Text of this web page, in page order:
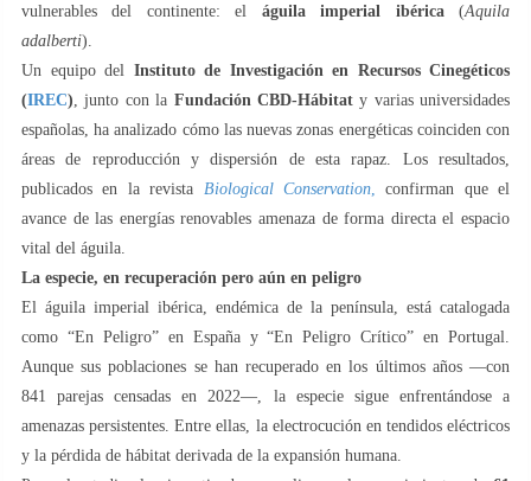
vulnerables del continente: el águila imperial ibérica(Aquila
adalberti).
Un equipo del Instituto de Investigación en Recursos Cinegéticos
(IREC) , junto con la Fundación CBD-Hábitaty varias universidades
españolas, ha analizado cómo las nuevas zonas energéticas coinciden con
áreas de reproducción y dispersión de esta rapaz. Los resultados,
publicados en la revista Biological Conservation,
confirman que el
avance de las energías renovables amenaza de forma directa el espacio
vital del águila.
La especie, en recuperación pero aún en peligro
El águila imperial ibérica, endémica de la península, está catalogada
como “En Peligro” en España y “En Peligro Crítico” en Portugal.
Aunque sus poblaciones se han recuperado en los últimos años —con
841 parejas censadas en 2022—, la especie sigue enfrentándose a
amenazas persistentes. Entre ellas, la electrocución en tendidos eléctricos
y la pérdida de hábitat derivada de la expansión humana.